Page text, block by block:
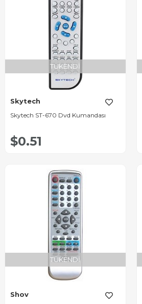
TÜKENDI
Skytech
Skytech ST-670 Dvd Kumandası
$0.51
TÜKENDI
Shov